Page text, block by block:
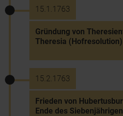
15.1.1763
Gründung von
Theresia (Hofresolution)
15.2.1763
Frieden von
Ende des